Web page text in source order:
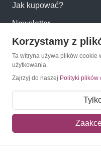
Jak kupować?
Newsletter
Konto
Moje konto
Mój koszyk
Adres dostawy
Korzystamy z
Ta witryna używa plików
użytkowania.
Zajrzyj do naszej Polityki plików